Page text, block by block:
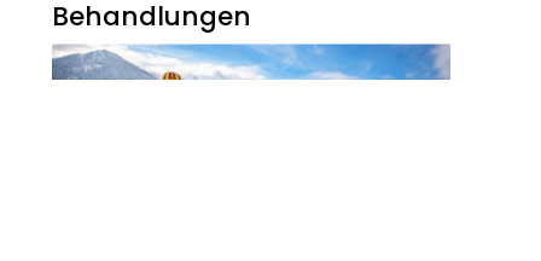
Noch Erfolg? 5
Strategien Für
Kosmetikerinnen Im
Behandlungen